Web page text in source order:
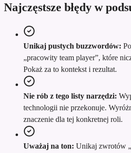
Najczęstsze błędy w
Unikaj pustych buzzwordów:
„pracowity team player”, które
Pokaż za to kontekst i rezultat.
Nie rób z tego listy narzędzi:
technologii nie przekonuje.
znaczenie dla tej konkretnej roli.
Uważaj na ton: Unikaj zwrotów